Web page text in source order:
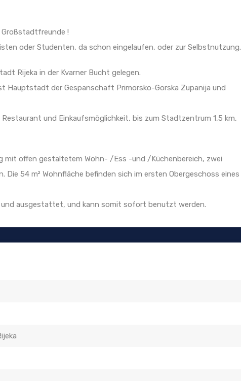
Großstadtfreunde !
oder Studenten, da schon eingelaufen, oder zur Selbstnutzung.
Rijeka in der Kvarner Bucht gelegen.
Hauptstadt der Gespanschaft Primorsko-Gorska Zupanija und
und Einkaufsmöglichkeit, bis zum Stadtzentrum 1,5 km,
mit offen gestaltetem Wohn- /Ess -und /Küchenbereich, zwei
Die 54 m² Wohnfläche befinden sich im ersten Obergeschoss eines
ausgestattet, und kann somit sofort benutzt werden.